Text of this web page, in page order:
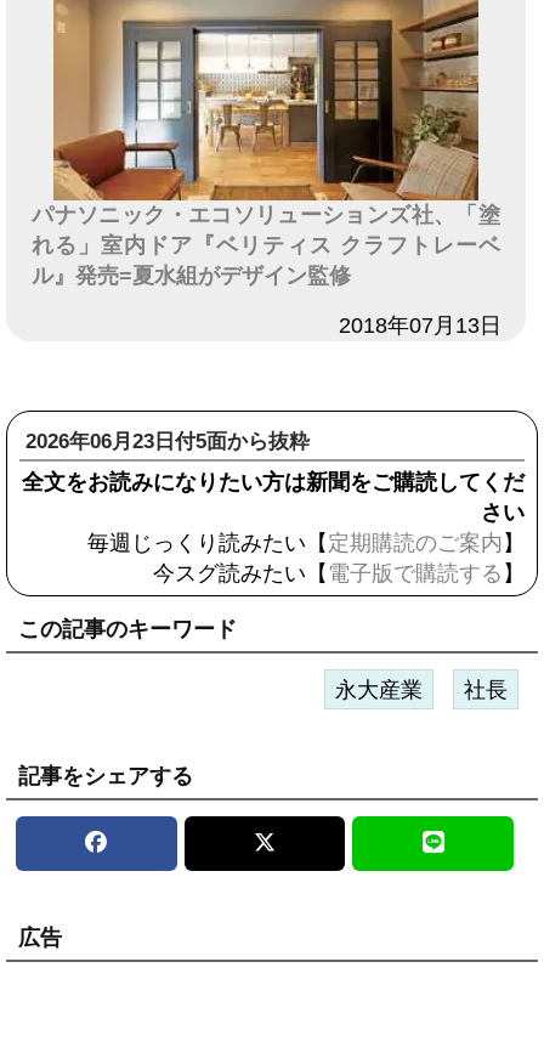
パナソニック・エコソリューションズ社、「塗
れる」室内ドア『ベリティス クラフトレーベ
ル』発売=夏水組がデザイン監修
2018年07月13日
2026年06月23日付5面から抜粋
全文をお読みになりたい方は新聞をご購読してくだ
さい
毎週じっくり読みたい【 定期購読のご案内 】
今スグ読みたい【 電子版で購読する 】
この記事のキーワード
永大産業 社長
記事をシェアする
広告